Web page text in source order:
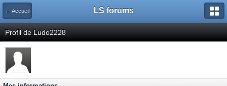
← Accueil LS forums
Profil de Ludo2228